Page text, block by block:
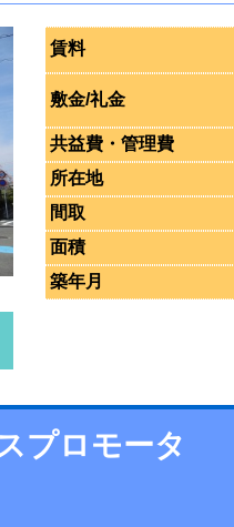
賃料
敷金/礼金
共益費・管理費
所在地
間取
面積
築年月
プロモータ